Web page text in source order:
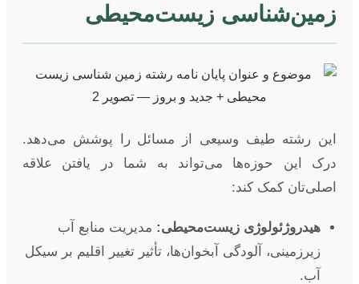
زمین‌شناسی زیست‌محیطی
این رشته طیف وسیعی از مسائل را پوشش می‌دهد.
درک این حوزه‌ها می‌تواند به شما در یافتن علاقه
اصلی‌تان کمک کند:
هیدروژئولوژی زیست‌محیطی: مدیریت منابع آب
زیرزمینی، آلودگی آبخوان‌ها، تأثیر تغییر اقلیم بر سیکل
آب.